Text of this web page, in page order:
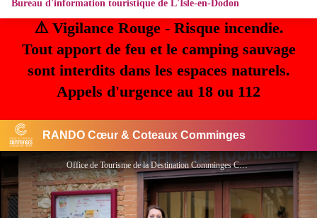
⚠️ Vigilance Rouge - Risque incendie.
Tout apport de feu et le camping sauvage
sont interdits dans les espaces naturels.
Appels d'urgence au 18 ou 112
RANDO Cœur & Coteaux Comminges
Bureau d'information touristique de L'Isle-en-Dodon
Office de Tourisme de la Destination Comminges Comminges Pyrénées